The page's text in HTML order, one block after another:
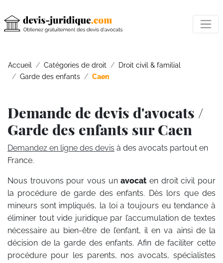
Accueil Catégories de droit
Droit civil & familial
Garde des enfants
Caen
Demande de devis d'avocats /
Garde des enfants sur Caen
Demandez en ligne des devis à des avocats partout en
France.
Nous trouvons pour vous unavocaten droit civil pour
la procédure de garde des enfants. Dès lors que des
mineurs sont impliqués, la loi a toujours eu tendance à
éliminer tout vide juridique par l’accumulation de textes
nécessaire au bien-être de l’enfant, il en va ainsi de la
décision de la garde des enfants. Afin de faciliter cette
procédure pour les parents, nos avocats, spécialistes